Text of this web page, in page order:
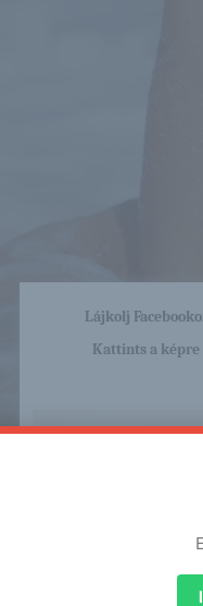
Lájkolj
Kattints a képre